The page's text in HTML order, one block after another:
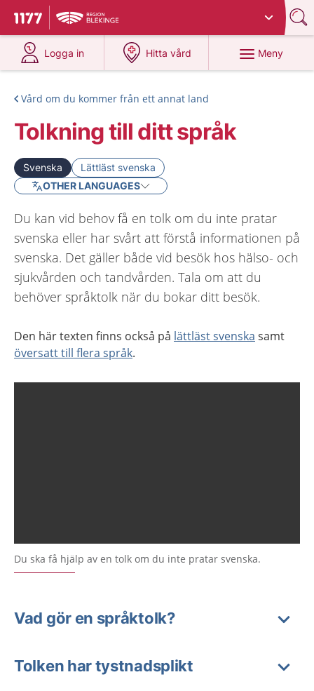
Till startsidan för 1177
Du har valt region
Logga in
på 1177.se
Hitta vård
på 1177.se
Meny
Vård om du kommer från ett annat land
Tolkning till ditt språk
Svenska
Lättläst svenska
OTHER LANGUAGES
Du kan vid behov få en tolk om du inte pratar
svenska eller har svårt att förstå informationen på
svenska. Det gäller både vid besök hos hälso- och
sjukvården och tandvården. Tala om att du
behöver språktolk när du bokar ditt besök.
Den här texten finns också på lättläst svenska samt
översatt till flera språk.
Du ska få hjälp av en tolk om du inte pratar svenska.
Vad gör en språktolk?
Tolken har tystnadsplikt